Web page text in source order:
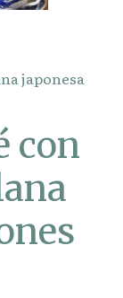
japonesa
con